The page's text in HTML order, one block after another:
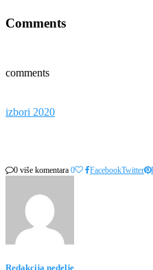
Comments
comments
izbori 2020
0 više komentara 0 FacebookTwitter
Redakcija nedelje